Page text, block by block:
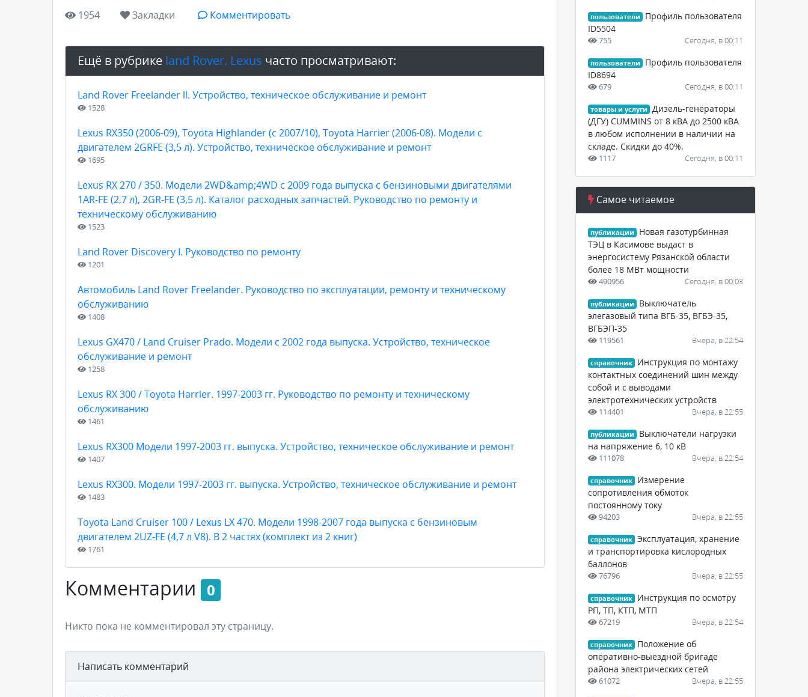
1954 Закладки Комментировать
Ещё в рубрике land Rover. Lexus часто просматривают:
Land Rover Freelander ll. Устройство, техническое обслуживание и ремонт
1528
Lexus RX350 (2006-09), Toyota Highlander (с 2007/10), Toyota Harrier (2006-08). Модели c
двигателем 2GRFE (3,5 л). Устройство, техническое обслуживание и ремонт
1695
Lexus RX 270 / 350. Модели 2WD&amp;4WD с 2009 года выпуска с бензиновыми двигателями
1AR-FE (2,7 л), 2GR-FE (3,5 л). Каталог расходных запчастей. Руководство по ремонту и
техническому обслуживанию
1523
Land Rover Discovery I. Руководство по ремонту
1201
Автомобиль Land Rover Freelander. Руководство по эксплуатации, ремонту и техническому
обслуживанию
1408
Lexus GX470 / Land Cruiser Prado. Модели с 2002 года выпуска. Устройство, техническое
обслуживание и ремонт
1258
Lexus RX 300 / Toyota Harrier. 1997-2003 гг. Руководство по ремонту и техническому
обслуживанию
1461
Lexus RX300 Модели 1997-2003 гг. выпуска. Устройство, техническое обслуживание и ремонт
1407
Lexus RX300. Модели 1997-2003 гг. выпуска. Устройство, техническое обслуживание и ремонт
1483
Toyota Land Cruiser 100 / Lexus LX 470. Модели 1998-2007 года выпуска с бензиновым
двигателем 2UZ-FE (4,7 л V8). В 2 частях (комплект из 2 книг)
1761
Комментарии 0
Никто пока не комментировал эту страницу.
Написать комментарий
пользователи
Профиль пользователя
ID5504
755 Сегодня, в 00:11
пользователи
Профиль пользователя
ID8694
679 Сегодня, в 00:11
товары и услуги
Дизель-генераторы
(ДГУ) CUMMINS от 8 кВА до 2500 кВА
в любом исполнении в наличии на
складе. Скидки до 40%.
1117 Сегодня, в 00:11
Самое читаемое
публикации
Новая газотурбинная
ТЭЦ в Касимове выдаст в
энергосистему Рязанской области
более 18 МВт мощности
490956 Сегодня, в 00:03
публикации
Выключатель
элегазовый типа ВГБ-35, ВГБЭ-35,
ВГБЭП-35
119561 Вчера, в 22:54
справочник
Инструкция по монтажу
контактных соединений шин между
собой и с выводами
электротехнических устройств
114401 Вчера, в 22:55
публикации
Выключатели нагрузки
на напряжение 6, 10 кВ
111078 Вчера, в 22:54
справочник
Измерение
сопротивления обмоток
постоянному току
94203 Вчера, в 22:55
справочник Эксплуатация, хранение
и транспортировка кислородных
баллонов
76796 Вчера, в 22:55
справочник
Инструкция по осмотру
РП, ТП, КТП, МТП
67219 Вчера, в 22:54
справочник
Положение об
оперативно-выездной бригаде
района электрических сетей
61072 Вчера, в 22:55